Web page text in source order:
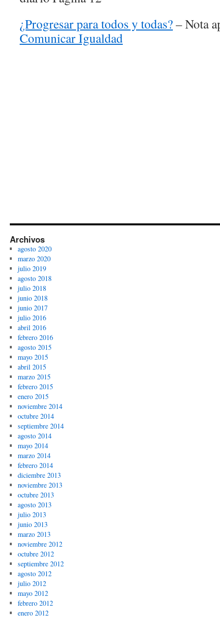
¿Progresar para todos y todas?– Nota
Comunicar Igualdad
Archivos
agosto 2020
marzo 2020
julio 2019
agosto 2018
julio 2018
junio 2018
junio 2017
julio 2016
abril 2016
febrero 2016
agosto 2015
mayo 2015
abril 2015
marzo 2015
febrero 2015
enero 2015
noviembre 2014
octubre 2014
septiembre 2014
agosto 2014
mayo 2014
marzo 2014
febrero 2014
diciembre 2013
noviembre 2013
octubre 2013
agosto 2013
julio 2013
junio 2013
marzo 2013
noviembre 2012
octubre 2012
septiembre 2012
agosto 2012
julio 2012
mayo 2012
febrero 2012
enero 2012